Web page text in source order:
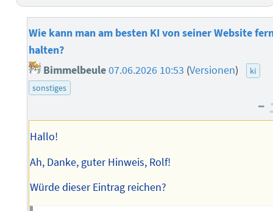
Wie kann man am besten KI von seiner Website
halten?
Bimmelbeule07.06.2026 10:53 (Versionen)
ki
sonstiges
–
Hallo!
Ah, Danke, guter Hinweis, Rolf!
Würde dieser Eintrag reichen?